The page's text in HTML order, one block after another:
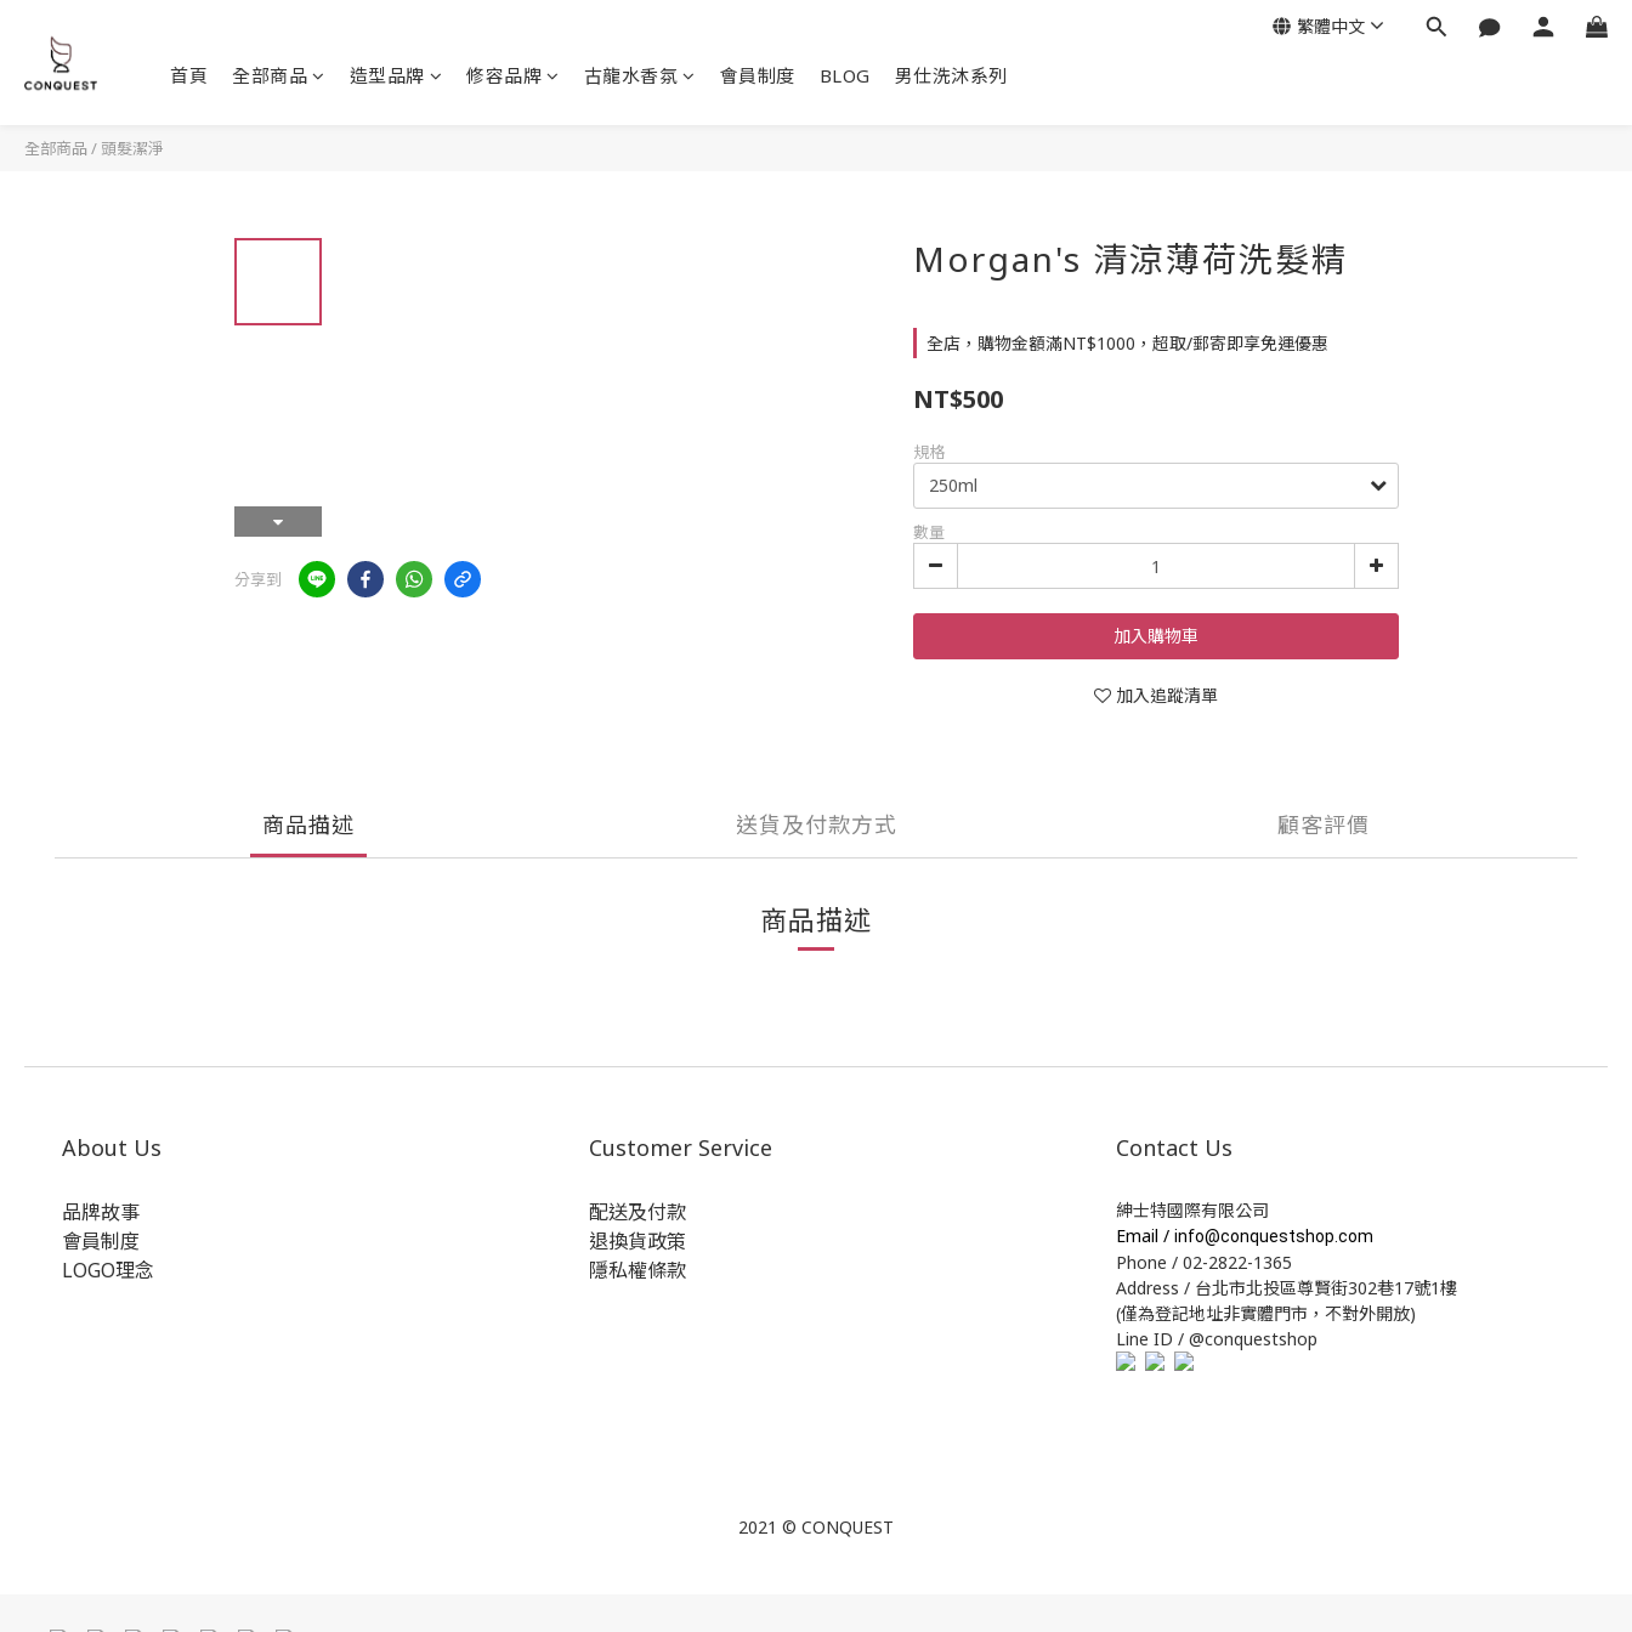
首頁 全部商品 造型品牌 修容品牌 古龍水香氛 會員制度 BLOG 男仕洗沐系列
繁體中文
全部商品 / 頭髮潔淨
分享到
Morgan's 清涼薄荷洗髮精
全店，購物金額滿NT$1000，超取/郵寄即享免運優惠
NT$500
規格
數量
加入購物車
加入追蹤清單
商品描述 送貨及付款方式 顧客評價
商品描述
About Us
品牌故事
會員制度
LOGO理念
Customer Service
配送及付款
退換貨政策
隱私權條款
Contact Us
紳士特國際有限公司
Email / info@conquestshop.com
Phone / 02-2822-1365
Address / 台北市北投區尊賢街302巷17號1樓
(僅為登記地址非實體門市，不對外開放)
Line ID / @conquestshop
2021 © CONQUEST